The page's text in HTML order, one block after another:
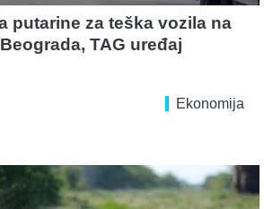
putarine za teška vozila na
TAG uređaj
Ekonomija